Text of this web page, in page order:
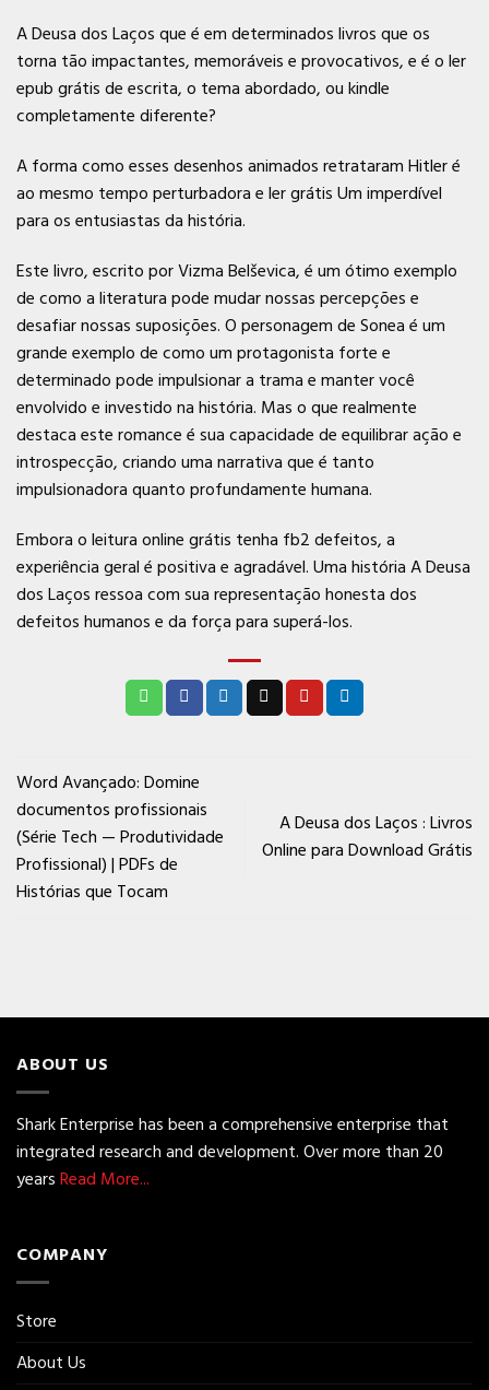
A Deusa dos Laços que é em determinados livros que os
torna tão impactantes, memoráveis e provocativos, e é o ler
epub grátis de escrita, o tema abordado, ou kindle
completamente diferente?
A forma como esses desenhos animados retrataram Hitler é
ao mesmo tempo perturbadora e ler grátis Um imperdível
para os entusiastas da história.
Este livro, escrito por Vizma Belševica, é um ótimo exemplo
de como a literatura pode mudar nossas percepções e
desafiar nossas suposições. O personagem de Sonea é um
grande exemplo de como um protagonista forte e
determinado pode impulsionar a trama e manter você
envolvido e investido na história. Mas o que realmente
destaca este romance é sua capacidade de equilibrar ação e
introspecção, criando uma narrativa que é tanto
impulsionadora quanto profundamente humana.
Embora o leitura online grátis tenha fb2 defeitos, a
experiência geral é positiva e agradável. Uma história A Deusa
dos Laços ressoa com sua representação honesta dos
defeitos humanos e da força para superá-los.
Word Avançado: Domine
documentos profissionais
(Série Tech — Produtividade
Profissional) | PDFs de
Histórias que Tocam
A Deusa dos Laços : Livros
Online para Download Grátis
ABOUT US
Shark Enterprise has been a comprehensive enterprise that
integrated research and development. Over more than 20
yearsRead More...
COMPANY
Store
About Us